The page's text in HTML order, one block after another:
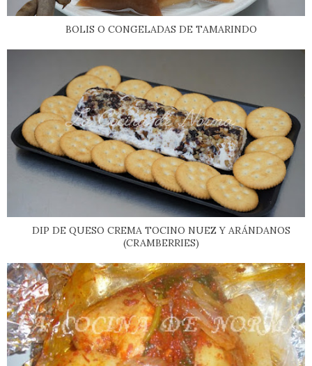
BOLIS O CONGELADAS DE TAMARINDO
DIP DE QUESO CREMA TOCINO NUEZ Y ARÁNDANOS
(CRAMBERRIES)